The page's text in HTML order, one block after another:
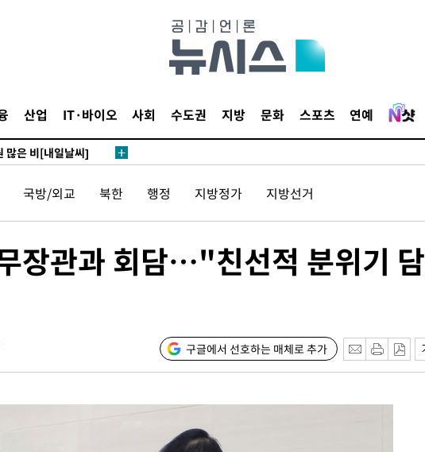
산업 IT·바이오 사회 수도권 지방 문화 스포츠 연예
매달리지 말고 과감히
바운드·남쪽 아웃바
4개 면 특별재난지역
많은 비[내일날씨]
투란VC 입단
축구 '5승 2무'
6258.77에 마쳐
수사 재개"
' 된 축구협회
식사 대접까지(종합)
전 2개월 10.3만개
국방/외교 북한 행정 지방정가 지방선거
장관과 회담…"친선적 분위기 담
구글에서 선호하는 매체로 추가